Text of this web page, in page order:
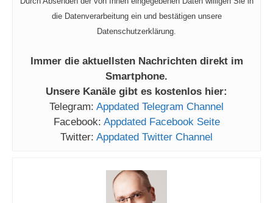
die Datenverarbeitung ein und bestätigen unsere
Datenschutzerklärung.
Immer die aktuellsten Nachrichten direkt im
Smartphone.
Unsere Kanäle gibt es kostenlos hier:
Telegram: Appdated Telegram Channel
Facebook: Appdated Facebook Seite
Twitter: Appdated Twitter Channel